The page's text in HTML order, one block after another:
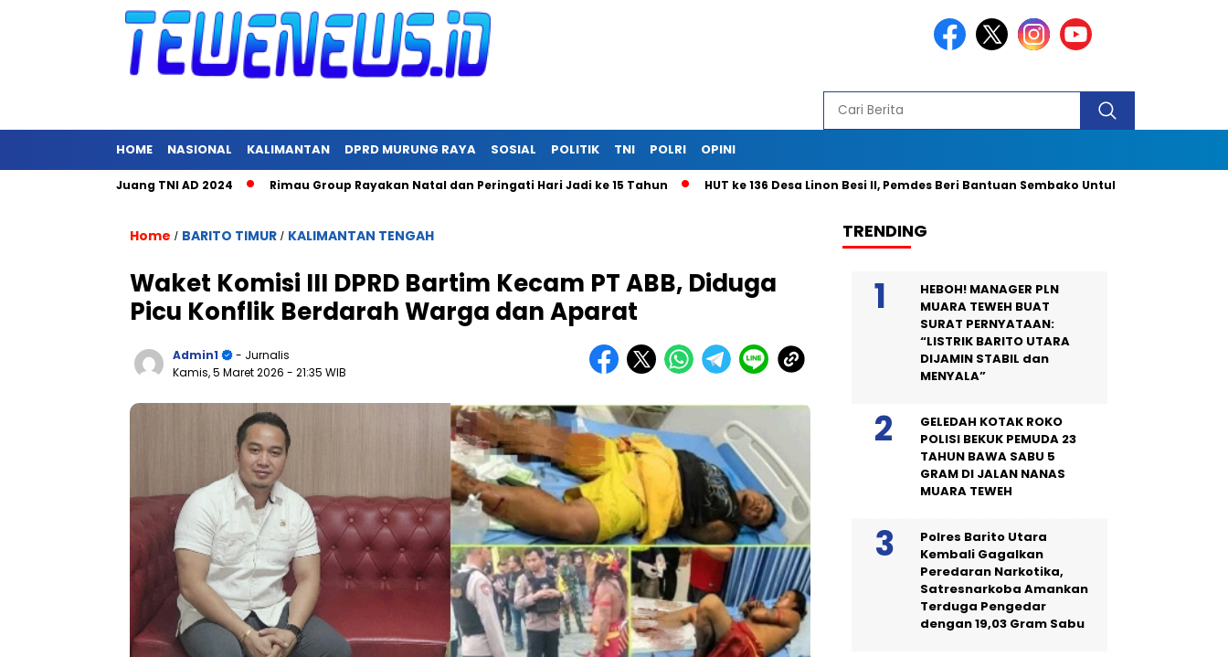
HOME NASIONAL KALIMANTAN DPRD MURUNG RAYA SOSIAL POLITIK TNI POLRI OPINI
Hari Juang TNI AD 2024 Rimau Group Rayakan Natal dan Peringati Hari Jadi ke 15 Tahun HUT ke 136 Desa Linon Besi II, Pemdes Beri Bantuan Sembako Untuk 40 Kepala Keluarga dan
Home / BARITO TIMUR / KALIMANTAN TENGAH
Waket Komisi III DPRD Bartim Kecam PT ABB, Diduga
Picu Konflik Berdarah Warga dan Aparat
Admin1
- Jurnalis
Kamis, 5 Maret 2026 - 21:35 WIB
TRENDING
HEBOH! MANAGER PLN
MUARA TEWEH BUAT
SURAT PERNYATAAN:
“LISTRIK BARITO UTARA
DIJAMIN STABIL dan
MENYALA”
GELEDAH KOTAK ROKO
POLISI BEKUK PEMUDA 23
TAHUN BAWA SABU 5
GRAM DI JALAN NANAS
MUARA TEWEH
Polres Barito Utara
Kembali Gagalkan
Peredaran Narkotika,
Satresnarkoba Amankan
Terduga Pengedar
dengan 19,03 Gram Sabu